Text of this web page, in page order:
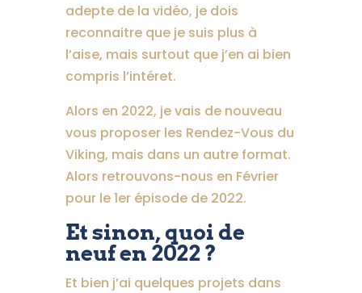
adepte de la vidéo, je dois
reconnaitre que je suis plus à
l’aise, mais surtout que j’en ai bien
compris l’intéret.
Alors en 2022, je vais de nouveau
vous proposer les Rendez-Vous du
Viking, mais dans un autre format.
Alors retrouvons-nous en Février
pour le 1er épisode de 2022.
Et sinon, quoi de
neuf en 2022 ?
Et bien j’ai quelques projets dans